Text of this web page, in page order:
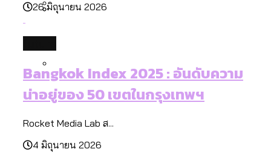
ปีนกำแพงส่องซีรีส์จีน: จีนส่งออกภาพ
ลักษณ์แบบไหนสู่สายตาโลก
สำรวจรายได้จากการจัดเก็บภาษีใน
กรุงเทพฯ ผ่าน Bangkok Index 2025
สูงอายุระดับสุดยอด
Bangkok Index 2025 : อันดับความน่าอยู่
ของ 50 เขตในกรุงเทพฯ
กรุงเทพฯ เมืองสังคมผู้สูงอายุ [ข้อมูลดิบ]
สวนสาธารณะและพื้นที่สีเขียวใน กทม.
26 มิถุนายน 2026
Bangkok Index 2025 : อันดับความ
น่าอยู่ของ 50 เขตในกรุงเทพฯ
Rocket Media Lab ส...
4 มิถุนายน 2026